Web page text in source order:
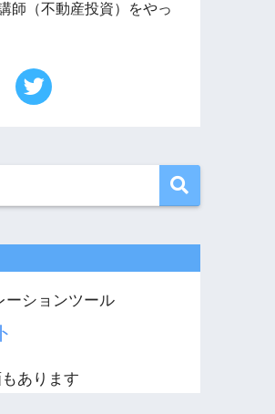
師（不動産投資）をやっ
ーションツール
あります